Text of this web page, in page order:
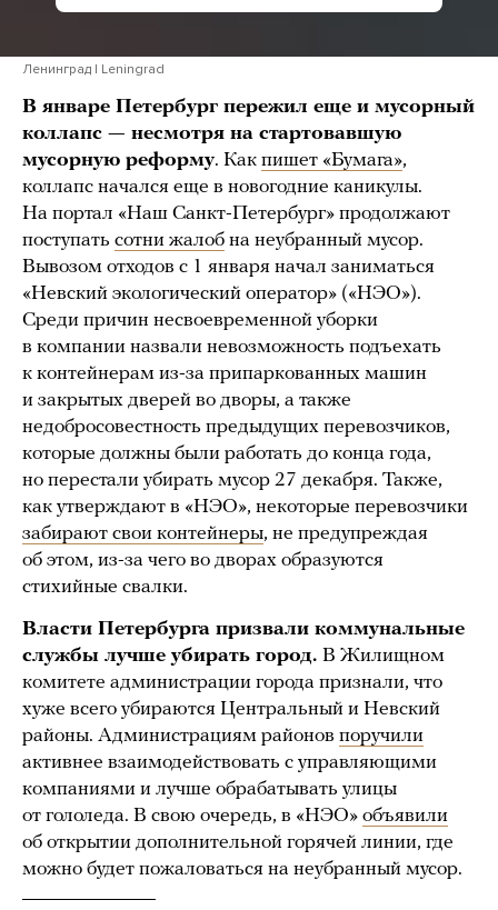
Ленинград | Leningrad
В январе Петербург пережил еще и мусорный
коллапс — несмотря на стартовавшую
мусорную реформу. Как пишет «Бумага»,
коллапс начался еще в новогодние каникулы.
На портал «Наш Санкт-Петербург» продолжают
поступать сотни жалоб на неубранный мусор.
Вывозом отходов с 1 января начал заниматься
«Невский экологический оператор» («НЭО»).
Среди причин несвоевременной уборки
в компании назвали невозможность подъехать
к контейнерам из-за припаркованных машин
и закрытых дверей во дворы, а также
недобросовестность предыдущих перевозчиков,
которые должны были работать до конца года,
но перестали убирать мусор 27 декабря. Также,
как утверждают в «НЭО», некоторые перевозчики
забирают свои контейнеры, не предупреждая
об этом, из-за чего во дворах образуются
стихийные свалки.
Власти Петербурга призвали коммунальные
службы лучше убирать город. В Жилищном
комитете администрации города признали, что
хуже всего убираются Центральный и Невский
районы. Администрациям районов поручили
активнее взаимодействовать с управляющими
компаниями и лучше обрабатывать улицы
от гололеда. В свою очередь, в «НЭО» объявили
об открытии дополнительной горячей линии, где
можно будет пожаловаться на неубранный мусор.